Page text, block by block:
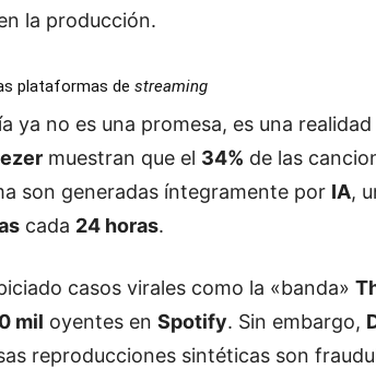
la producción.
plataformas de streaming
ya no es una promesa, es una
muestran que el 34% de las
son generadas íntegramente por IA,
cada 24 horas.
casos virales como la «banda»
mil oyentes en Spotify. Sin embargo,
reproducciones sintéticas son